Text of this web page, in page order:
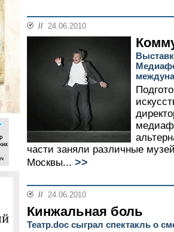
// 24.06.2010
части заняли различные
Москвы... >>
// 24.06.2010
Кинжальная боль
Театр.doc сыграл спектакль о